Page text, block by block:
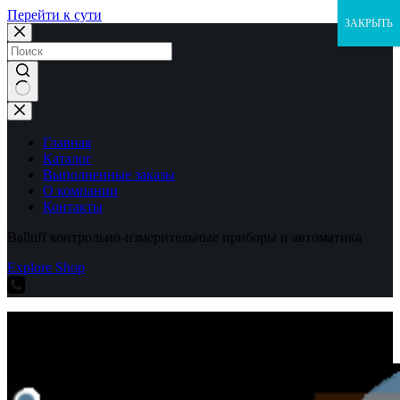
Перейти к сути
Ничего
не
найденоГлавная
Каталог
Выполненные заказы
О компании
Контакты
Balluff контрольно-измерительные приборы и автоматика
Explore Shop
ЗАКРЫТЬ